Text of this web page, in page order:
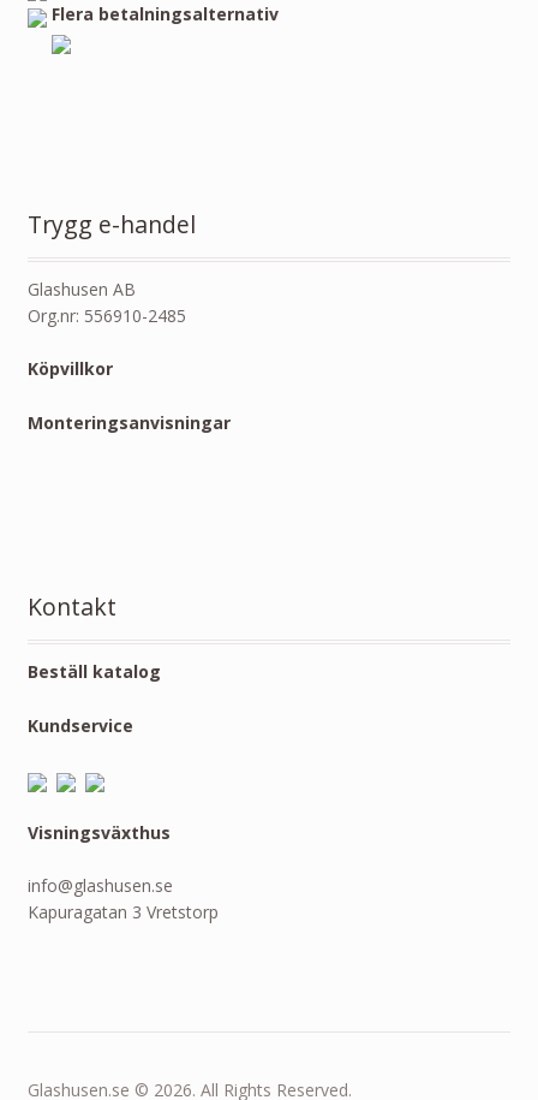
Flera betalningsalternativ
Trygg e-handel
Glashusen AB
Org.nr: 556910-2485
Köpvillkor
Monteringsanvisningar
Kontakt
Beställ katalog
Kundservice
Visningsväxthus
info@glashusen.se
Kapuragatan 3 Vretstorp
Glashusen.se © 2026. All Rights Reserved.